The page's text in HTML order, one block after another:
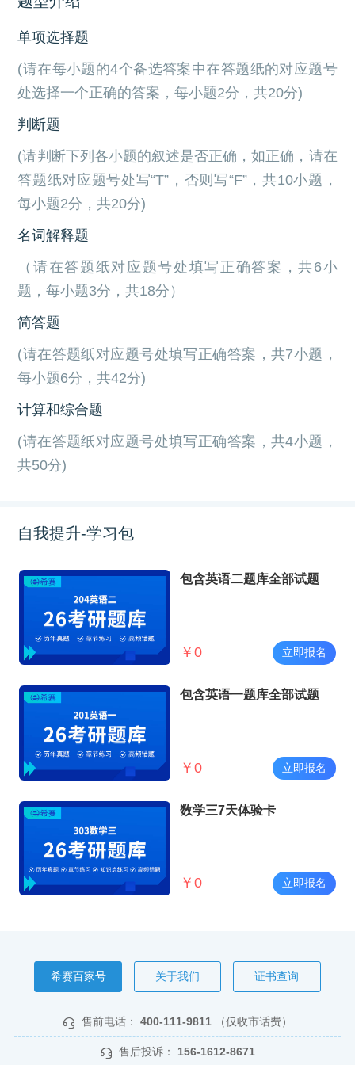
单项选择题
(请在每小题的4个备选答案中在答题纸的对应题号
处选择一个正确的答案，每小题2分，共20分)
判断题
(请判断下列各小题的叙述是否正确，如正确，请在
答题纸对应题号处写“T”，否则写“F”，共10小题，
每小题2分，共20分)
名词解释题
（请在答题纸对应题号处填写正确答案，共6小
题，每小题3分，共18分）
简答题
(请在答题纸对应题号处填写正确答案，共7小题，
每小题6分，共42分)
计算和综合题
(请在答题纸对应题号处填写正确答案，共4小题，
共50分)
自我提升-学习包
包含英语二题库全部试题
￥ 0 立即报名
包含英语一题库全部试题
￥ 0 立即报名
数学三7天体验卡
￥ 0 立即报名
希赛百家号 关于我们 证书查询
售前电话： 400-111-9811 （仅收市话费）
售后投诉： 156-1612-8671